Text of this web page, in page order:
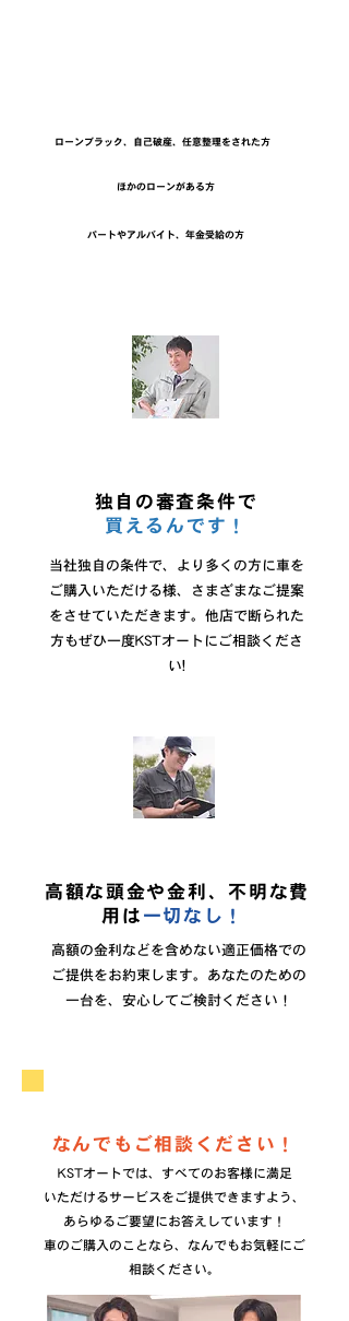
ローンブラック、自己破産、任意整理をされた方
ほかのローンがある方
パートやアルバイト、年金受給の方
独自の審査条件で
買えるんです！
当社独自の条件で、より多くの方に車を
ご購入いただける様、さまざまなご提案
をさせていただきます。他店で断られた
方もぜひ一度KSTオートにご相談くださ
い!
高額な頭金や金利、不明な費
用は 一切なし！
高額の金利などを含めない適正価格での
ご提供をお約束します。あなたのための
一台を、安心してご検討ください！
なんでもご相談ください！
KSTオートでは、すべてのお客様に満足
いただけるサービスをご提供できますよう、
あらゆるご要望にお答えしています！
車のご購入のことなら、なんでもお気軽にご
相談ください。